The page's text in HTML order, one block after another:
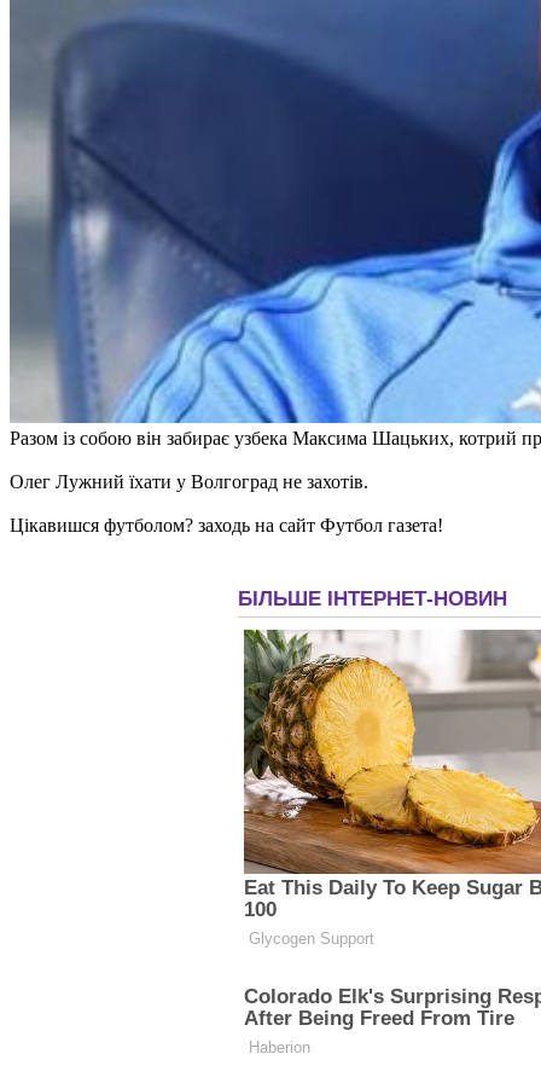
Разом із собою він забирає узбека Максима Шацьких, котрий
Олег Лужний їхати у Волгоград не захотів.
Цікавишся футболом? заходь на сайт Футбол газета!